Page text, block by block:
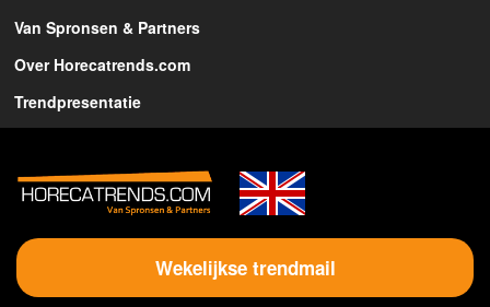
Van Spronsen & Partners
Over Horecatrends.com
Trendpresentatie
Wekelijkse trendmail